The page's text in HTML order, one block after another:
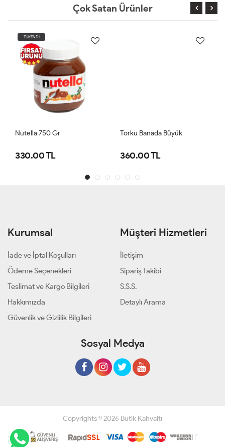
Çok Satan Ürünler
TÜKENDİ
Nutella 750 Gr
330.00 TL
Torku Banada Büyük
360.00 TL
Kurumsal
İade ve İptal Koşulları
Ödeme Seçenekleri
Teslimat ve Kargo Bilgileri
Hakkımızda
Güvenlik ve Gizlilik Bilgileri
Müşteri Hizmetleri
İletişim
Sipariş Takibi
S.S.S.
Detaylı Arama
Sosyal Medya
Copyrights © 2026 Butik Kahvaltı